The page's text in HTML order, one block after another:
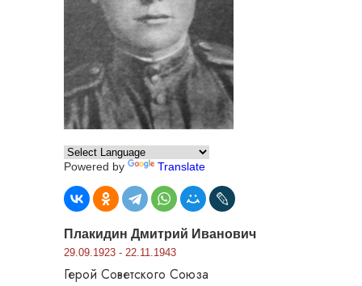
Powered by Translate
Плакидин Дмитрий Иванович
29.09.1923 - 22.11.1943
Герой Советского Союза